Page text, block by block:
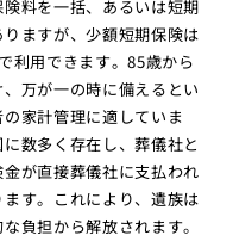
料を一括、あるいは短期
ますが、少額短期保険は
利用できます。85歳から
万が一の時に備えるとい
家計管理に適していま
数多く存在し、葬儀社と
が直接葬儀社に支払われ
す。これにより、遺族は
負担から解放されます。